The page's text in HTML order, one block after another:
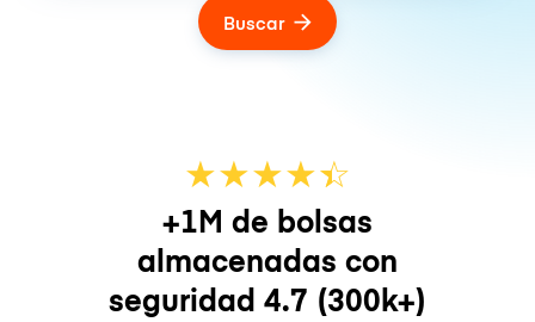
Buscar
★★★★☆
★
+1M de bolsas
almacenadas con
seguridad 4.7 (300k+)